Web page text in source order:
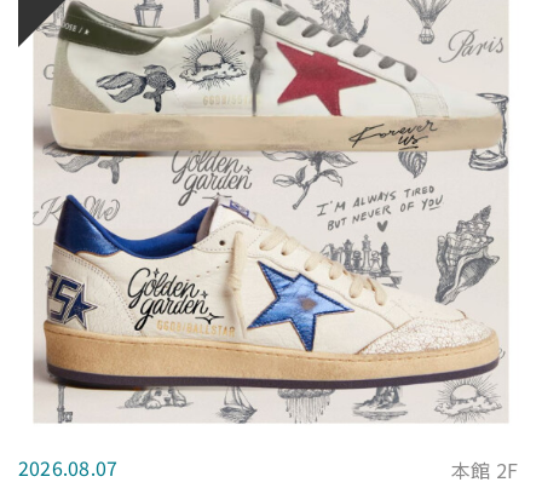
2026.08.07 本館 2F